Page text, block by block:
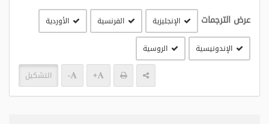
عرض الترجمات الإنجليزية الفرنسية الأوردية
الإندونيسية الروسية
+
- التشكيل